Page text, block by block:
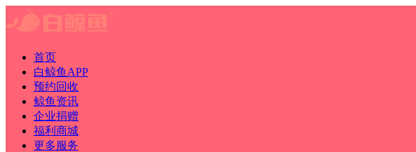
首页
白鲸鱼APP
预约回收
鲸鱼资讯
企业捐赠
福利商城
更多服务